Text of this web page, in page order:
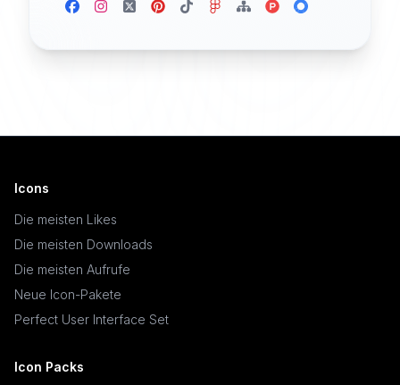
Icons
Die meisten Likes
Die meisten Downloads
Die meisten Aufrufe
Neue Icon-Pakete
Perfect User Interface Set
Icon Packs